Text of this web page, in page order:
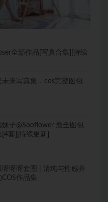
全部作品[写真合集][持续
未来写真集，cos完整图包
妹子@Sooflower 最全图包
[4套][持续更新]
呀呀呀套图 | 清纯与性感并
COS作品集